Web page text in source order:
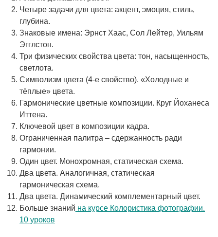
Четыре задачи для цвета: акцент, эмоция, стиль,
глубина.
Знаковые имена: Эрнст Хаас, Сол Лейтер, Уильям
Эгглстон.
Три физических свойства цвета: тон, насыщенность,
светлота.
Символизм цвета (4-е свойство). «Холодные и
тёплые» цвета.
Гармонические цветные композиции. Круг Йоханеса
Иттена.
Ключевой цвет в композиции кадра.
Ограниченная палитра – сдержанность ради
гармонии.
Один цвет. Монохромная, статическая схема.
Два цвета. Аналогичная, статическая
гармоническая схема.
Два цвета. Динамический комплементарный цвет.
Больше знаний на курсе Колористика фотографии.
10 уроков